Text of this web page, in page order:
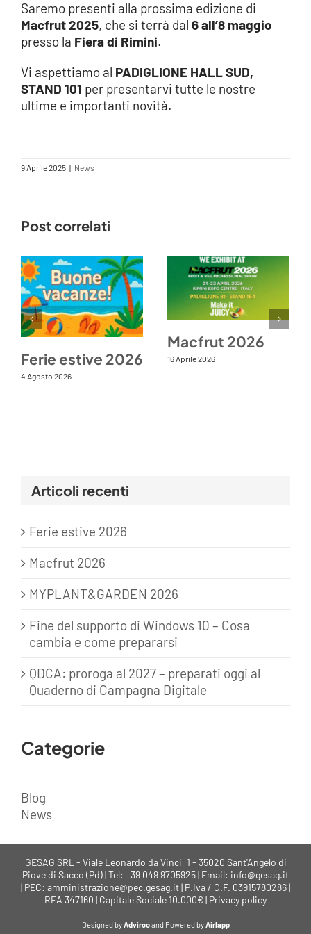
Saremo presenti alla prossima edizione di
Macfrut 2025, che si terrà dal 6 all’8 maggio
presso la Fiera di Rimini.
Vi aspettiamo al PADIGLIONE HALL SUD,
STAND 101 per presentarvi tutte le nostre
ultime e importanti novità.
9 Aprile 2025 | News
Post correlati
Ferie estive 2026
4 Agosto 2026
Macfrut 2026
16 Aprile 2026
Articoli recenti
Ferie estive 2026
Macfrut 2026
MYPLANT&GARDEN 2026
Fine del supporto di Windows 10 – Cosa
cambia e come prepararsi
QDCA: proroga al 2027 – preparati oggi al
Quaderno di Campagna Digitale
Categorie
Blog
News
GESAG SRL - Viale Leonardo da Vinci, 1 - 35020 Sant'Angelo di
Piove di Sacco (Pd) | Tel: +39 049 9705925 | Email: info@gesag.it
| PEC: amministrazione@pec.gesag.it | P.Iva / C.F. 03915780286 |
REA 347160 | Capitale Sociale 10.000€ | Privacy policy
Designed byAdvirooand Powered byAirlapp